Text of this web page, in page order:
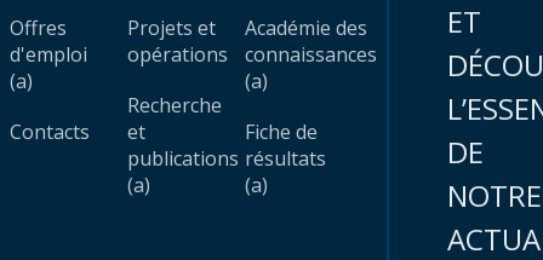
Offres
d'emploi
(a)
Contacts
Projets et
opérations
Recherche
et
publications
(a)
Académie des
connaissances
(a)
Fiche de
résultats
(a)
ET
DE
NOTRE